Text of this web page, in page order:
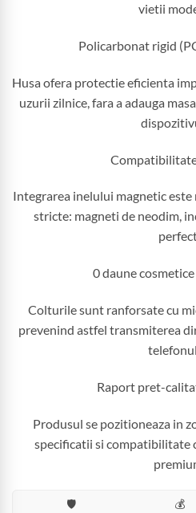
vietii
Policarbonat rigid
Husa ofera protectie eficienta
uzurii zilnice, fara a adauga
Integrarea inelului magnetic
stricte: magneti de neodim,
0 daune
Colturile sunt ranforsate cu
prevenind astfel transmiterea
Raport pret-
Produsul se pozitioneaza in
specificatii si compatibilitate
🛡️ 💰